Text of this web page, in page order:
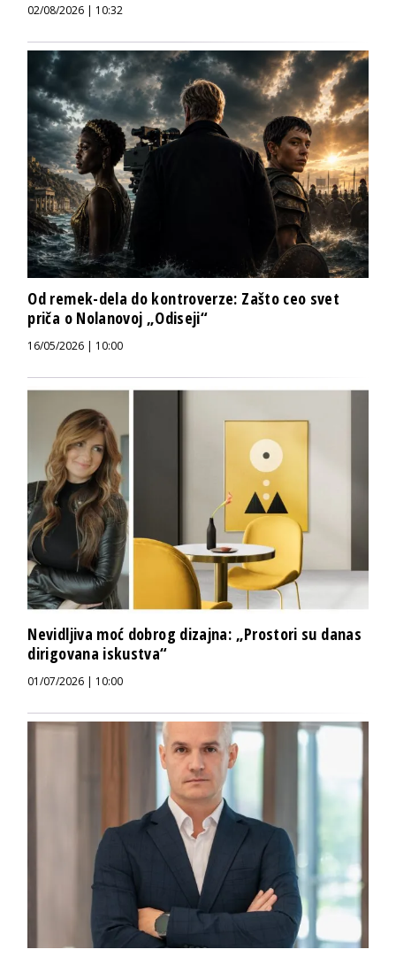
02/08/2026 | 10:32
Od remek-dela do kontroverze: Zašto ceo svet
priča o Nolanovoj „Odiseji“
16/05/2026 | 10:00
Nevidljiva moć dobrog dizajna: „Prostori su danas
dirigovana iskustva“
01/07/2026 | 10:00